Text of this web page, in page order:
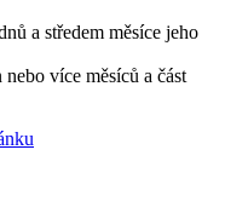
a středem měsíce jeho
více měsíců a část